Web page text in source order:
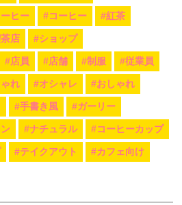
ヒー #コーヒー #紅茶
店 #ショップ
#店員 #店舗 #制服 #従業員
れ #オシャレ #おしゃれ
#手書き風 #ガーリー
#ナチュラル #コーヒーカップ
#テイクアウト #カフェ向け